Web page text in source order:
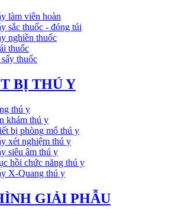
làm viên hoàn
sắc thuốc - đóng túi
nghiền thuốc
thuốc
thuốc
BỊ THÚ Y
thú y
khám thú y
bị phòng mổ thú y
xét nghiệm thú y
siêu âm thú y
hồi chức năng thú y
X-Quang thú y
GIẢI PHẪU